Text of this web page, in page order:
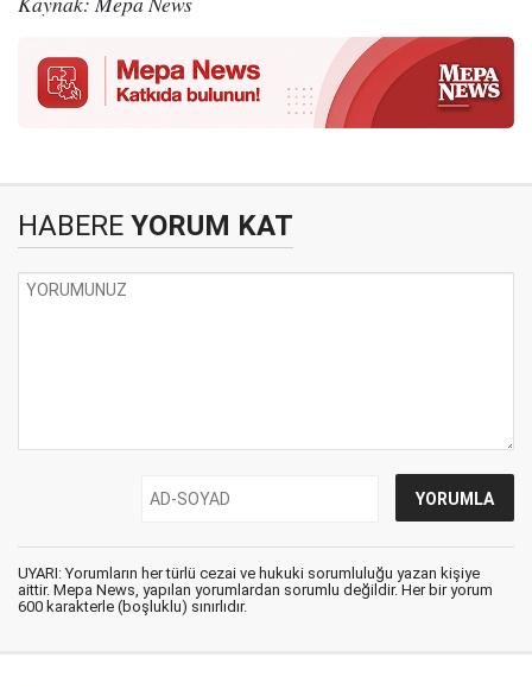
HABERE YORUM KAT
UYARI: Yorumların her türlü cezai ve hukuki sorumluluğu yazan kişiye
aittir. Mepa News, yapılan yorumlardan sorumlu değildir. Her bir yorum
600 karakterle (boşluklu) sınırlıdır.